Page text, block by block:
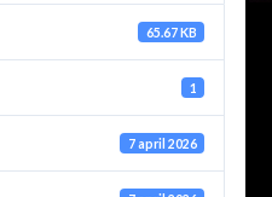
65.67 KB
1
7 april 2026